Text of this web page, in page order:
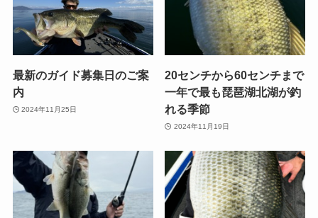
最新のガイド募集日のご案
内
2024年11月25日
20センチから60センチまで
一年で最も琵琶湖北湖が釣
れる季節
2024年11月19日